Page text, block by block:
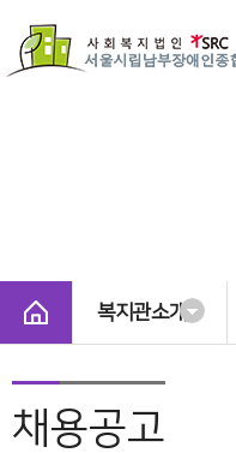
복지관소개
채용공고